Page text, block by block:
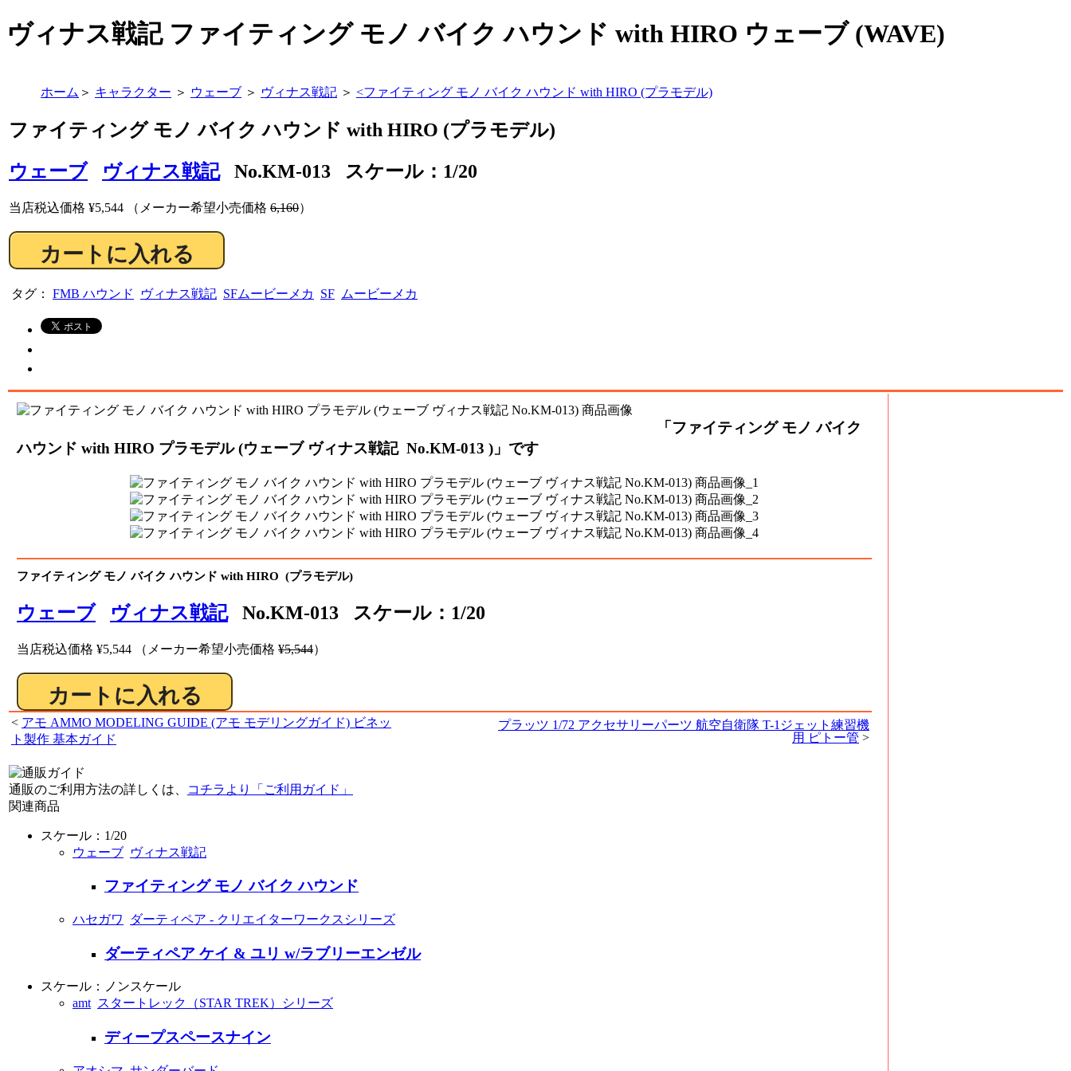
ヴィナス戦記 ファイティング モノ バイク ハウンド with HIRO ウェーブ (WAVE)
ホーム ＞ キャラクター ＞ ウェーブ ＞ ヴィナス戦記 ＞ <ファイティング モノ バイク ハウンド with HIRO (プラモデル)
ファイティング モノ バイク ハウンド with HIRO (プラモデル)
ウェーブ
ヴィナス戦記No.KM-013 スケール：1/20
当店税込価格 ¥5,544 （メーカー希望小売価格 6,160）
タグ： FMB ハウンド ヴィナス戦記 SFムービーメカ SF ムービーメカ
「ファイティング モノ バイク
ハウンド with HIRO プラモデル (ウェーブ ヴィナス戦記 No.KM-013 )」です
ファイティング モノ バイク ハウンド with HIRO (プラモデル)
ウェーブ ヴィナス戦記No.KM-013 スケール：1/20
当店税込価格 ¥5,544 （メーカー希望小売価格 ¥5,544）
< アモ AMMO MODELING GUIDE (アモ モデリングガイド) ビネッ
ト製作 基本ガイド
プラッツ 1/72 アクセサリーパーツ 航空自衛隊 T-1ジェット練習機
用 ピトー管 >
通販のご利用方法の詳しくは、
コチラより「ご利用ガイド」
関連商品
スケール：1/20
ウェーブ ヴィナス戦記
ファイティング モノ バイク ハウンド
ハセガワ ダーティペア - クリエイターワークスシリーズ
ダーティペア ケイ & ユリ w/ラブリーエンゼル
スケール：ノンスケール
amt スタートレック（STAR TREK）シリーズ
ディープスペースナイン